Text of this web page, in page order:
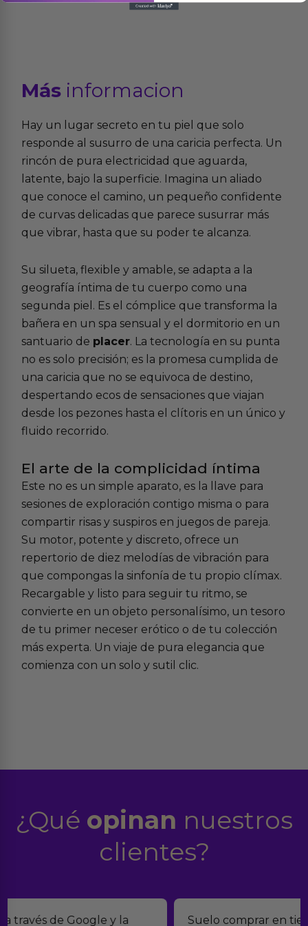
Más informacion
Hay un lugar secreto en tu piel que solo
responde al susurro de una caricia perfecta. Un
rincón de pura electricidad que aguarda,
latente, bajo la superficie. Imagina un aliado
que conoce el camino, un pequeño confidente
de curvas delicadas que parece susurrar más
que vibrar, hasta que su poder te alcanza.
Su silueta, flexible y amable, se adapta a la
geografía íntima de tu cuerpo como una
segunda piel. Es el cómplice que transforma la
bañera en un spa sensual y el dormitorio en un
santuario de placer. La tecnología en su punta
no es solo precisión; es la promesa cumplida de
una caricia que no se equivoca de destino,
despertando ecos de sensaciones que viajan
desde los pezones hasta el clítoris en un único y
fluido recorrido.
El arte de la complicidad íntima
Este no es un simple aparato, es la llave para
sesiones de exploración contigo misma o para
compartir risas y suspiros en juegos de pareja.
Su motor, potente y discreto, ofrece un
repertorio de diez melodías de vibración para
que compongas la sinfonía de tu propio clímax.
Recargable y listo para seguir tu ritmo, se
convierte en un objeto personalísimo, un tesoro
de tu primer neceser erótico o de tu colección
más experta. Un viaje de pura elegancia que
comienza con un solo y sutil clic.
¿Qué opinan nuestros
clientes?
Suelo comprar en tiendas eróticas online, y